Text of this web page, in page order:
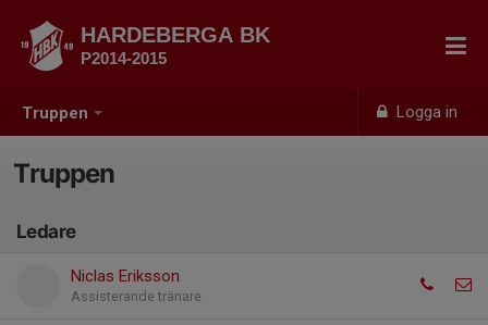
Truppen Logga in
HARDEBERGA BK
P2014-2015
Truppen
Ledare
Niclas Eriksson
Assisterande tränare